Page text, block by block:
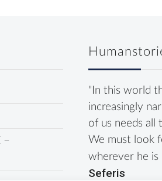
–
"In this world
increasingly
of us needs all
We must look
wherever he is
Seferis